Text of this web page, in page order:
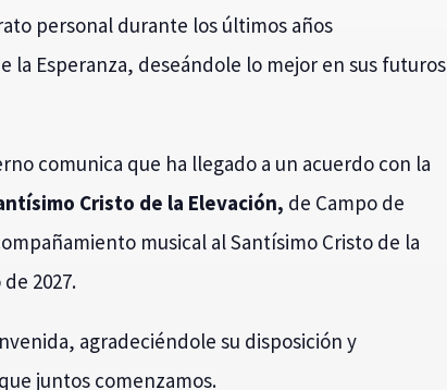
personal durante los últimos años
la Esperanza, deseándole lo mejor en sus futuros
comunica que ha llegado a un acuerdo con la
Cristo de la Elevación, de Campo de
musical al Santísimo Cristo de la
2027.
agradeciéndole su disposición y
juntos comenzamos.